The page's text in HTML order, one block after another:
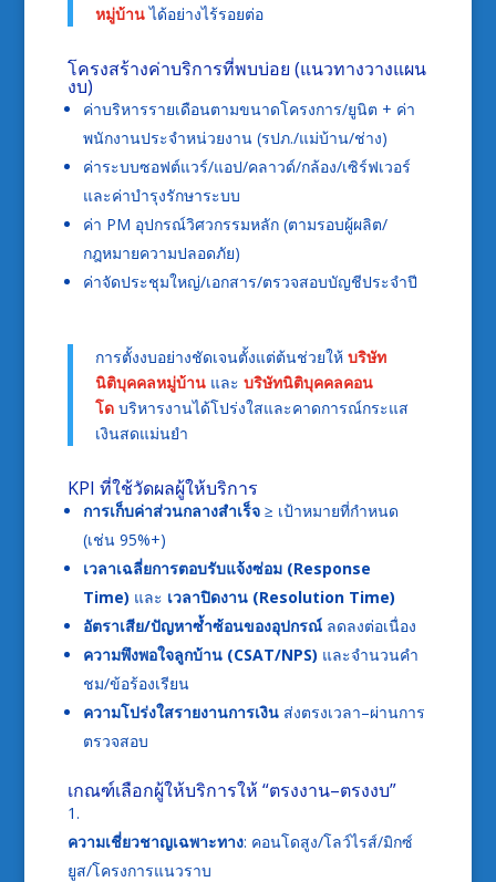
หมู่บ้านได้อย่างไร้รอยต่อ
โครงสร้างค่าบริการที่พบบ่อย (แนวทางวางแผน
งบ)
ค่าบริหารรายเดือนตามขนาดโครงการ/ยูนิต + ค่า
พนักงานประจำหน่วยงาน (รปภ./แม่บ้าน/ช่าง)
ค่าระบบซอฟต์แวร์/แอป/คลาวด์/กล้อง/เซิร์ฟเวอร์
และค่าบำรุงรักษาระบบ
ค่า PM อุปกรณ์วิศวกรรมหลัก (ตามรอบผู้ผลิต/
กฎหมายความปลอดภัย)
ค่าจัดประชุมใหญ่/เอกสาร/ตรวจสอบบัญชีประจำปี
การตั้งงบอย่างชัดเจนตั้งแต่ต้นช่วยให้ บริษัท
นิติบุคคลหมู่บ้านและ บริษัทนิติบุคคลคอน
โดบริหารงานได้โปร่งใสและคาดการณ์กระแส
เงินสดแม่นยำ
KPI ที่ใช้วัดผลผู้ให้บริการ
การเก็บค่าส่วนกลางสำเร็จ≥ เป้าหมายที่กำหนด
(เช่น 95%+)
เวลาเฉลี่ยการตอบรับแจ้งซ่อม (Response
Time) และ เวลาปิดงาน (Resolution Time)
อัตราเสีย/ปัญหาซ้ำซ้อนของอุปกรณ์ลดลงต่อเนื่อง
ความพึงพอใจลูกบ้าน (CSAT/NPS) และจำนวนคำ
ชม/ข้อร้องเรียน
ความโปร่งใสรายงานการเงินส่งตรงเวลา–ผ่านการ
ตรวจสอบ
เกณฑ์เลือกผู้ให้บริการให้ “ตรงงาน–ตรงงบ”
ความเชี่ยวชาญเฉพาะทาง: คอนโดสูง/โลว์ไรส์/มิกซ์
ยูส/โครงการแนวราบ